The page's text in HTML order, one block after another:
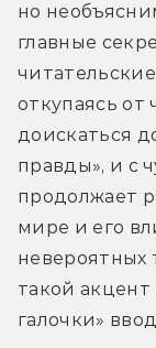
но
главные
откупаясь
доискаться
правды», и с
продолжает
мире и его
невероятных
такой акцент
галочки»